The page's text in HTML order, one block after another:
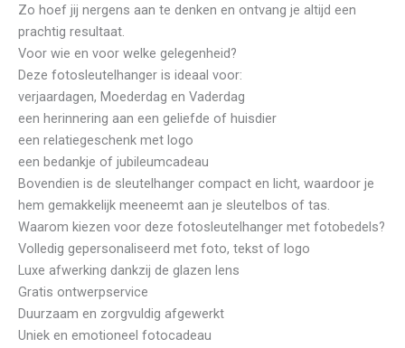
Zo hoef jij nergens aan te denken en ontvang je altijd een
prachtig resultaat.
Voor wie en voor welke gelegenheid?
Deze fotosleutelhanger is ideaal voor:
verjaardagen, Moederdag en Vaderdag
een herinnering aan een geliefde of huisdier
een relatiegeschenk met logo
een bedankje of jubileumcadeau
Bovendien is de sleutelhanger compact en licht, waardoor je
hem gemakkelijk meeneemt aan je sleutelbos of tas.
Waarom kiezen voor deze fotosleutelhanger met fotobedels?
Volledig gepersonaliseerd met foto, tekst of logo
Luxe afwerking dankzij de glazen lens
Gratis ontwerpservice
Duurzaam en zorgvuldig afgewerkt
Uniek en emotioneel fotocadeau